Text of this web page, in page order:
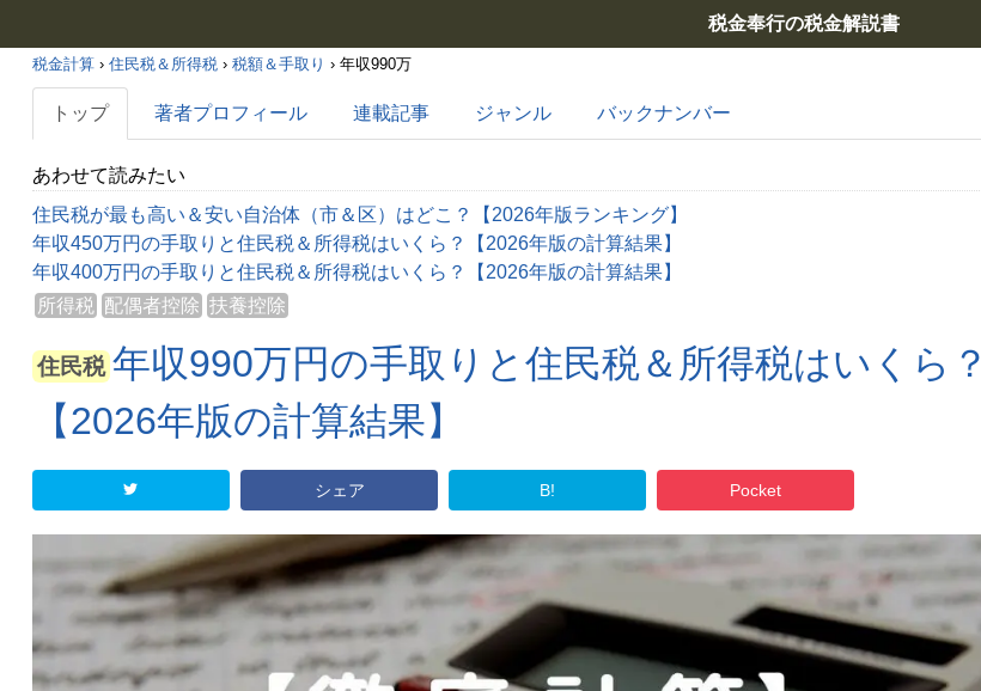
税金奉行の税金解説書
税金計算› 住民税＆所得税› 税額＆手取り › 年収990万
トップ 著者プロフィール 連載記事 ジャンル バックナンバー
あわせて読みたい
住民税が最も高い＆安い自治体（市＆区）はどこ？【2026年版ランキング】
年収450万円の手取りと住民税＆所得税はいくら？【2026年版の計算結果】
年収400万円の手取りと住民税＆所得税はいくら？【2026年版の計算結果】
所得税
配偶者控除 扶養控除
住民税 年収990万円の手取りと住民税＆所得税はいくら？
【2026年版の計算結果】
シェア B! Pocket